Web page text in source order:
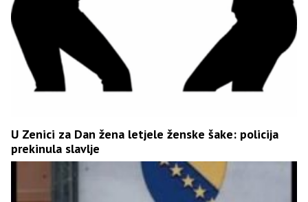
U Zenici za Dan žena letjele ženske šake: policija
prekinula slavlje